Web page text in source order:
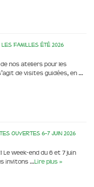
familles été 2026
nos ateliers pour les
de visites guidées, en …
ouvertes 6-7 juin 2026
Le week-end du 6 et 7 juin
invitons …Lire plus »